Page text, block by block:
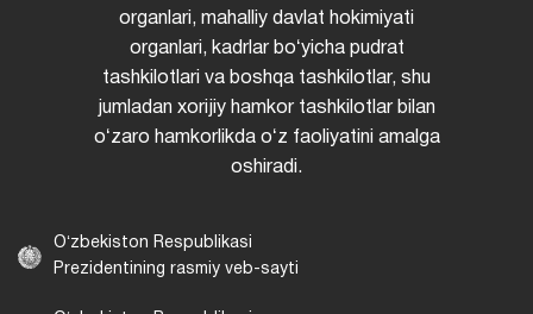
organlari, mahalliy davlat hokimiyati
organlari, kadrlar boʻyicha pudrat
tashkilotlari va boshqa tashkilotlar, shu
jumladan xorijiy hamkor tashkilotlar bilan
oʻzaro hamkorlikda oʻz faoliyatini amalga
oshiradi.
Oʻzbekiston Respublikasi
Prezidentining rasmiy veb-sayti